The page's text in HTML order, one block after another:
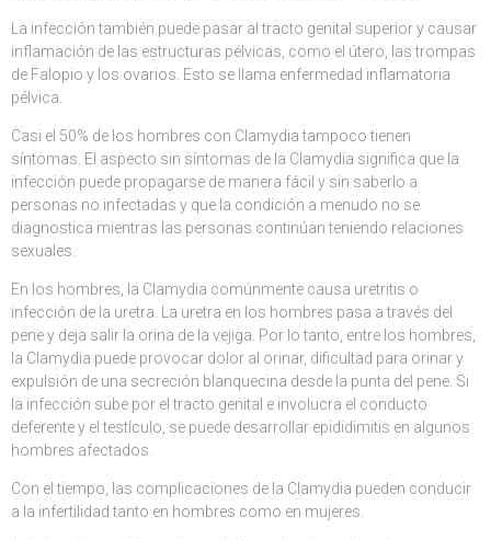
La infección también puede pasar al tracto genital superior y causar
inflamación de las estructuras pélvicas, como el útero, las trompas
de Falopio y los ovarios. Esto se llama enfermedad inflamatoria
pélvica.
Casi el 50% de los hombres con Clamydia tampoco tienen
síntomas. El aspecto sin síntomas de la Clamydia significa que la
infección puede propagarse de manera fácil y sin saberlo a
personas no infectadas y que la condición a menudo no se
diagnostica mientras las personas continúan teniendo relaciones
sexuales.
En los hombres, la Clamydia comúnmente causa uretritis o
infección de la uretra. La uretra en los hombres pasa a través del
pene y deja salir la orina de la vejiga. Por lo tanto, entre los hombres,
la Clamydia puede provocar dolor al orinar, dificultad para orinar y
expulsión de una secreción blanquecina desde la punta del pene. Si
la infección sube por el tracto genital e involucra el conducto
deferente y el testículo, se puede desarrollar epididimitis en algunos
hombres afectados.
Con el tiempo, las complicaciones de la Clamydia pueden conducir
a la infertilidad tanto en hombres como en mujeres.